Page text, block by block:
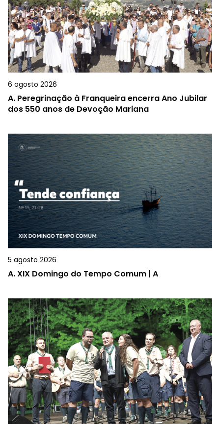
6 agosto 2026
A. Peregrinação à Franqueira encerra Ano Jubilar
dos 550 anos de Devoção Mariana
5 agosto 2026
A.XIX Domingo do Tempo Comum | A